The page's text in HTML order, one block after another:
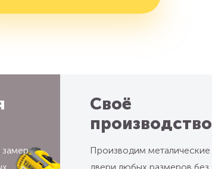
замер
Своё
производство
Производим металические